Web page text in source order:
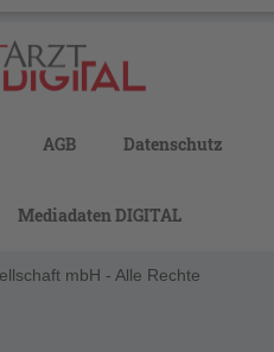
AGB Datenschutz
Mediadaten DIGITAL
mbH - Alle Rechte